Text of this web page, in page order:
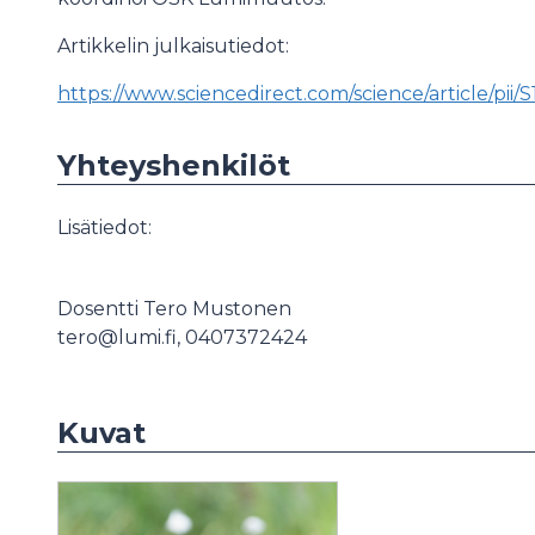
Artikkelin julkaisutiedot:
https://www.sciencedirect.com/science/article/pii/
Yhteyshenkilöt
Lisätiedot:
Dosentti Tero Mustonen
tero@lumi.fi, 0407372424
Kuvat